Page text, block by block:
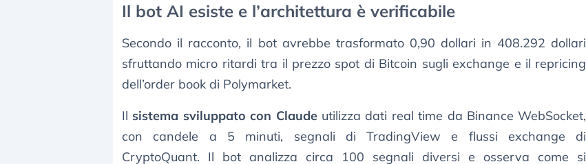
Il bot AI esiste e l’architettura è verificabile
Secondo il racconto, il bot avrebbe trasformato 0,90 dollari in 408.292 dollari
sfruttando micro ritardi tra il prezzo spot di Bitcoin sugli exchange e il repricing
dell’order book di Polymarket.
Il sistema sviluppato con Claudeutilizza dati real time da Binance WebSocket,
con candele a 5 minuti, segnali di TradingView e flussi exchange di
CryptoQuant. Il bot analizza circa 100 segnali diversi e osserva come si